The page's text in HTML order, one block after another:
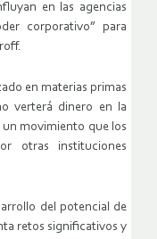
en las agencias
corporativo” para
en materias primas
verterá dinero en la
movimiento que los
otras instituciones
del potencial de
retos significativos y